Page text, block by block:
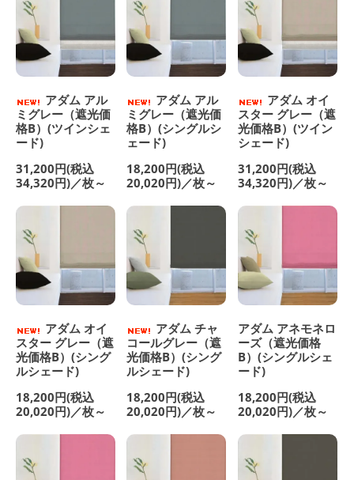
アダム アル
ミグレー（遮光価
格B）(ツインシェ
ード)
31,200円(税込
34,320円)／枚～
アダム アル
ミグレー（遮光価
格B）(シングルシ
ェード)
18,200円(税込
20,020円)／枚～
アダム オイ
スター グレー（遮
光価格B）(ツイン
シェード)
31,200円(税込
34,320円)／枚～
アダム オイ
スター グレー（遮
光価格B）(シング
ルシェード)
18,200円(税込
20,020円)／枚～
アダム チャ
コールグレー（遮
光価格B）(シング
ルシェード)
18,200円(税込
20,020円)／枚～
アダム アネモネロ
ーズ（遮光価格
B）(シングルシェ
ード)
18,200円(税込
20,020円)／枚～